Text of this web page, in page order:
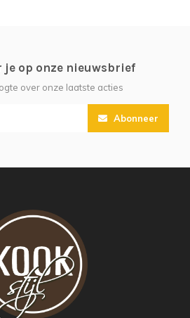
je op onze nieuwsbrief
over onze laatste acties
Abonneer